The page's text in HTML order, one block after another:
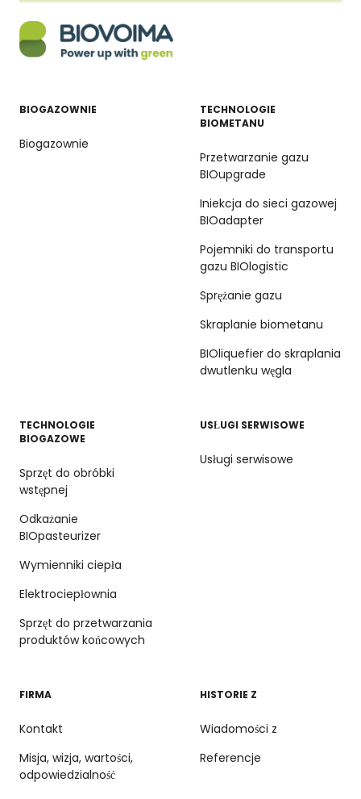
BIOGAZOWNIE
Biogazownie
TECHNOLOGIE
BIOMETANU
Przetwarzanie gazu
BIOupgrade
Iniekcja do sieci gazowej
BIOadapter
Pojemniki do transportu
gazu BIOlogistic
Sprężanie gazu
Skraplanie biometanu
BIOliquefier do skraplania
dwutlenku węgla
TECHNOLOGIE
BIOGAZOWE
Sprzęt do obróbki
wstępnej
Odkażanie
BIOpasteurizer
Wymienniki ciepła
Elektrociepłownia
Sprzęt do przetwarzania
produktów końcowych
USŁUGI SERWISOWE
Usługi serwisowe
FIRMA
Kontakt
Misja, wizja, wartości,
odpowiedzialność
HISTORIE Z
Wiadomości z
Referencje